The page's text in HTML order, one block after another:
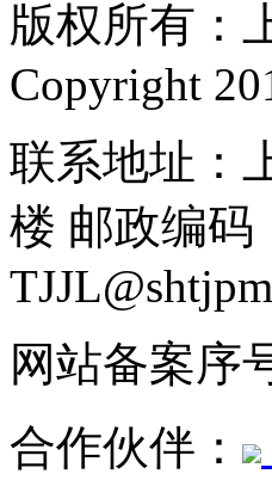
版权所有：
Copyright
联系地址：
楼 邮政编码
网站备案序
合作伙伴：